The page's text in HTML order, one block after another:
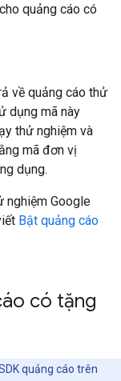
quảng cáo có
về quảng cáo thử
dụng mã này
thử nghiệm và
mã đơn vị
dụng.
nghiệm Google
Bật quảng cáo
có tặng
quảng cáo trên